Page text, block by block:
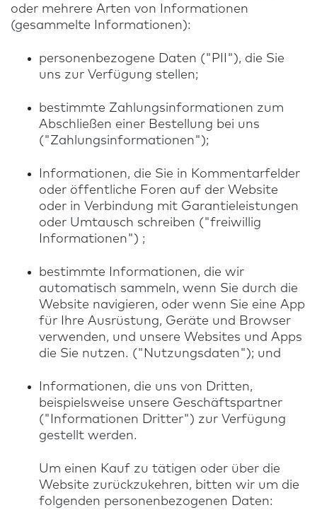
oder mehrere Arten von Informationen
(gesammelte Informationen):
personenbezogene Daten ("PII"), die Sie
uns zur Verfügung stellen;
bestimmte Zahlungsinformationen zum
Abschließen einer Bestellung bei uns
("Zahlungsinformationen");
Informationen, die Sie in Kommentarfelder
oder öffentliche Foren auf der Website
oder in Verbindung mit Garantieleistungen
oder Umtausch schreiben ("freiwillig
Informationen") ;
bestimmte Informationen, die wir
automatisch sammeln, wenn Sie durch die
Website navigieren, oder wenn Sie eine App
für Ihre Ausrüstung, Geräte und Browser
verwenden, und unsere Websites und Apps
die Sie nutzen. ("Nutzungsdaten"); und
Informationen, die uns von Dritten,
beispielsweise unsere Geschäftspartner
("Informationen Dritter") zur Verfügung
gestellt werden.
Um einen Kauf zu tätigen oder über die
Website zurückzukehren, bitten wir um die
folgenden personenbezogenen Daten: